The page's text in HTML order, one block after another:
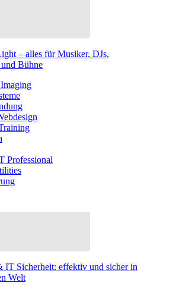
– alles für Musiker, DJs,
Bühne
Professional
IT Sicherheit: effektiv und sicher in
Welt